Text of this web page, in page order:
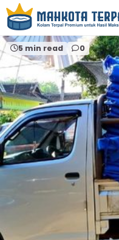
Home kolamterpalbulat
5 min read 0